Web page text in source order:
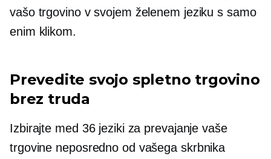
vašo trgovino v svojem želenem jeziku s samo
enim klikom.
Prevedite svojo spletno trgovino
brez truda
Izbirajte med 36 jeziki za prevajanje vaše
trgovine neposredno od vašega skrbnika